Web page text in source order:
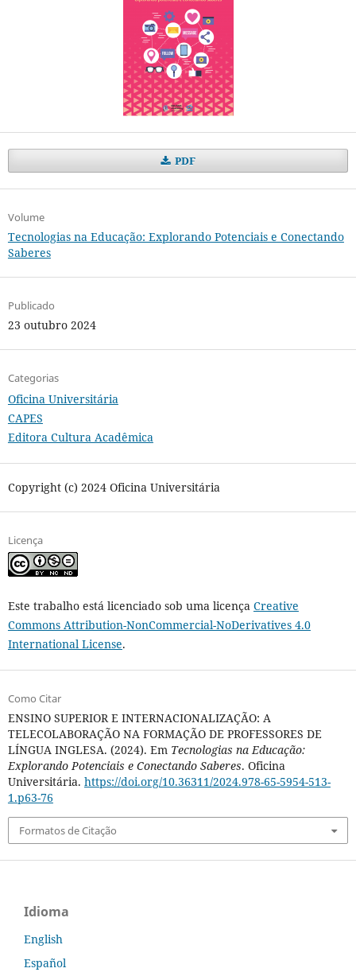
PDF
Volume
Tecnologias na Educação: Explorando Potenciais e Conectando
Saberes
Publicado
23 outubro 2024
Categorias
Oficina Universitária
CAPES
Editora Cultura Acadêmica
Copyright (c) 2024 Oficina Universitária
Licença
Este trabalho está licenciado sob uma licença Creative
Commons Attribution-NonCommercial-NoDerivatives 4.0
International License.
Como Citar
ENSINO SUPERIOR E INTERNACIONALIZAÇÃO: A
TELECOLABORAÇÃO NA FORMAÇÃO DE PROFESSORES DE
LÍNGUA INGLESA. (2024). Em Tecnologias na Educação:
Explorando Potenciais e Conectando Saberes. Oficina
Universitária. https://doi.org/10.36311/2024.978-65-5954-513-
1.p63-76
Formatos de Citação
Idioma
English
Español